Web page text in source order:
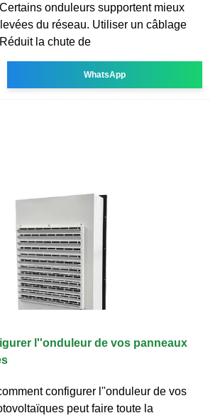
onduleurs supportent mieux
du réseau. Utiliser un câblage
la chute de
WhatsApp
l''onduleur de vos panneaux
configurer l''onduleur de vos
peut faire toute la